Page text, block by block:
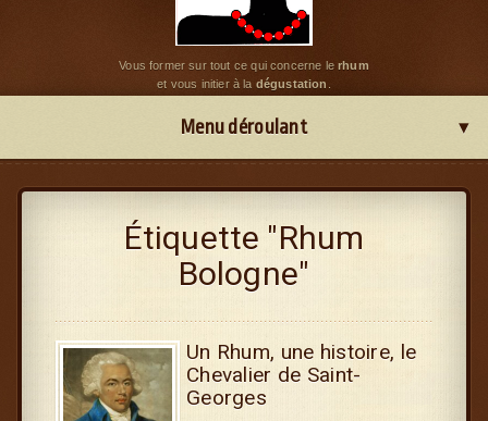
Vous former sur tout ce qui concerne lerhum
et vous initier à la dégustation
Menu déroulant
Étiquette "Rhum
Bologne"
Un Rhum, une histoire, le
Chevalier de Saint-
Georges